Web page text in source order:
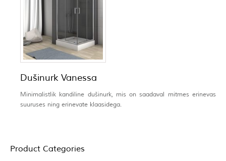
Dušinurk Vanessa
Minimalistlik kandiline dušinurk, mis on saadaval mitmes erinevas
suuruses ning erinevate klaasidega.
Product Categories